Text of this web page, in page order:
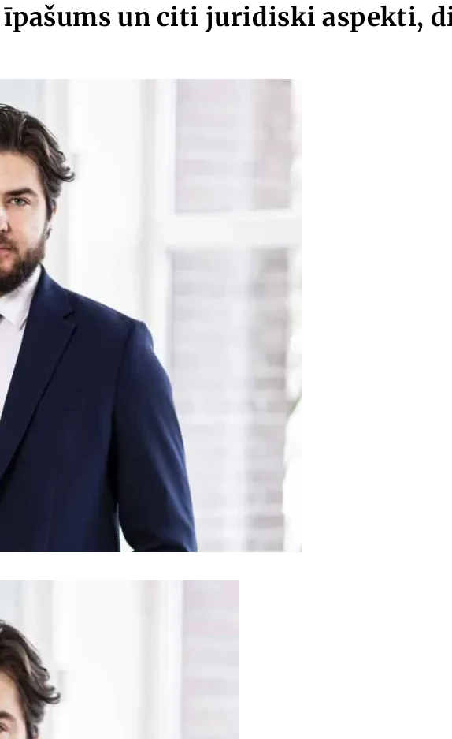
un citi juridiski aspekti,